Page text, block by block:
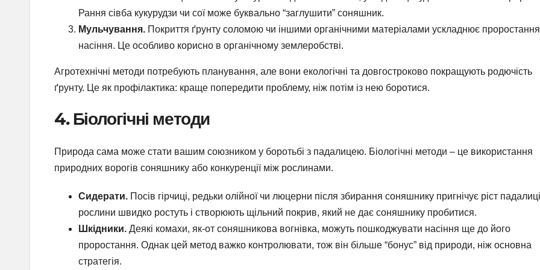
Рання сівба кукурудзи чи сої може буквально “заглушити” соняшник.
Мульчування. Покриття ґрунту соломою чи іншими органічними матеріалами ускладнює проростання
насіння. Це особливо корисно в органічному землеробстві.
Агротехнічні методи потребують планування, але вони екологічні та довгостроково покращують родючість
ґрунту. Це як профілактика: краще попередити проблему, ніж потім із нею боротися.
4. Біологічні методи
Природа сама може стати вашим союзником у боротьбі з падалицею. Біологічні методи – це використання
природних ворогів соняшнику або конкуренції між рослинами.
Сидерати. Посів гірчиці, редьки олійної чи люцерни після збирання соняшнику пригнічує ріст
рослини швидко ростуть і створюють щільний покрив, який не дає соняшнику пробитися.
Шкідники. Деякі комахи, як-от соняшникова вогнівка, можуть пошкоджувати насіння ще до його
проростання. Однак цей метод важко контролювати, тож він більше “бонус” від природи, ніж основна
стратегія.